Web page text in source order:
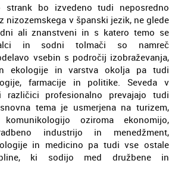
strank bo izvedeno tudi neposredno
nizozemskega v španski jezik, ne glede
ali znanstveni in s katero temo se
in sodni tolmači so namreč
vsebin s področij izobraževanja,
ekologije in varstva okolja pa tudi
farmacije in politike. Seveda v
različici profesionalno prevajajo tudi
tema je usmerjena na turizem,
oziroma ekonomijo,
industrijo in menedžment,
in medicino pa tudi vse ostale
ki sodijo med družbene in